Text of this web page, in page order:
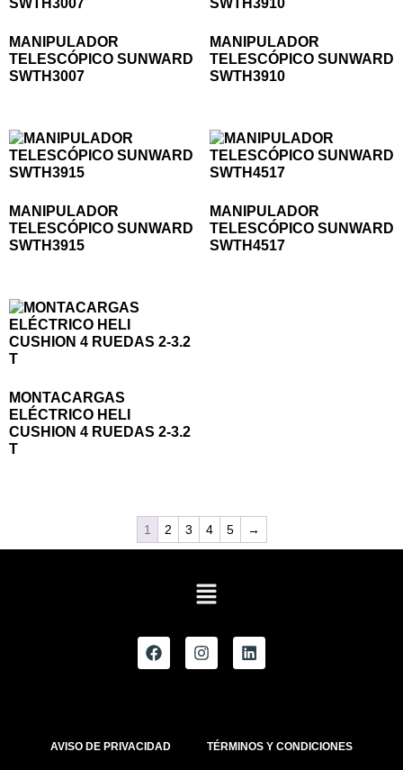
MANIPULADOR
TELESCÓPICO SUNWARD
SWTH3007
MANIPULADOR
TELESCÓPICO SUNWARD
SWTH3910
MANIPULADOR
TELESCÓPICO SUNWARD
SWTH3915
MANIPULADOR
TELESCÓPICO SUNWARD
SWTH4517
MONTACARGAS
ELÉCTRICO HELI
CUSHION 4 RUEDAS 2-3.2
T
1 2 3 4 5 →
AVISO DE PRIVACIDAD TÉRMINOS Y CONDICIONES